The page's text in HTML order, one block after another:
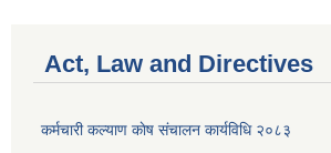
Act, Law and Directives
कर्मचारी कल्याण काेष संचालन कार्यविधि २०८३